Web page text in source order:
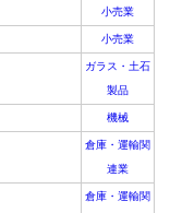
小売業
小売業
ガラス・土石
製品
機械
倉庫・運輸関
連業
倉庫・運輸関